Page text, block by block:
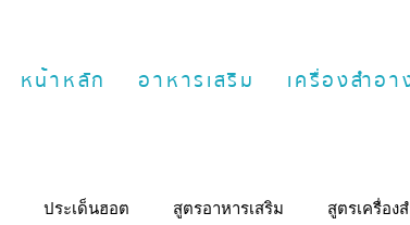
หน้าหลัก อาหารเสริม เครื่องสำอา
ประเด็นฮอต สูตรอาหารเสริม สูตรเครื่อง